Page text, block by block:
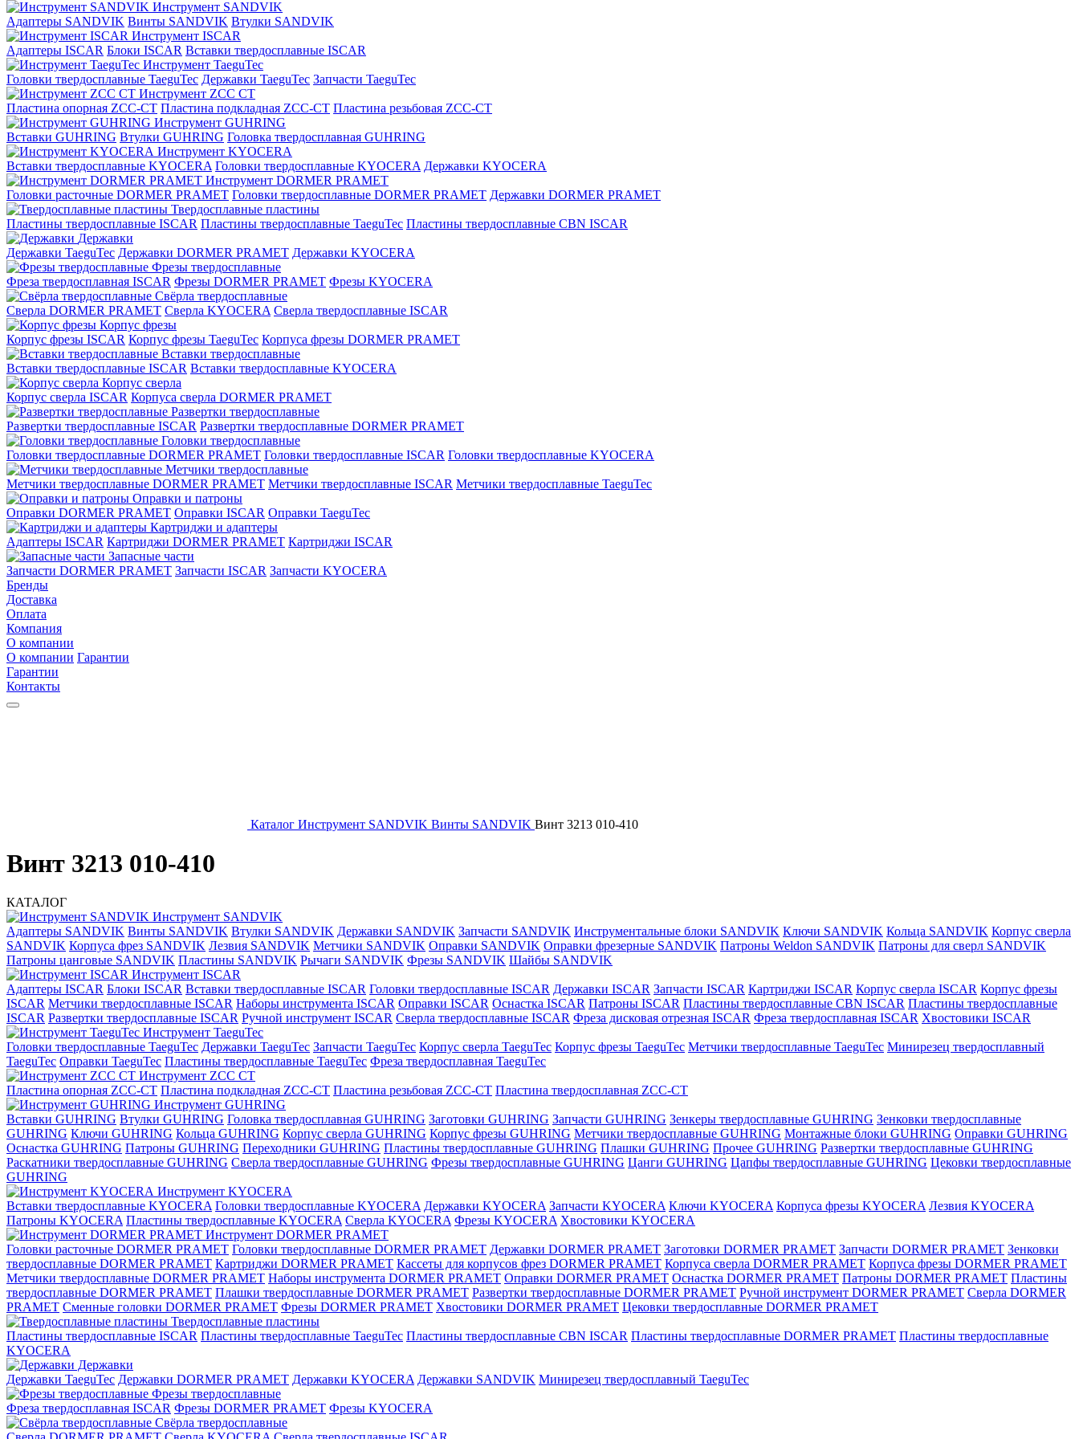
Инструмент SANDVIK
Адаптеры SANDVIK Винты SANDVIK Втулки SANDVIK
Инструмент ISCAR
Адаптеры ISCAR Блоки ISCAR Вставки твердосплавные ISCAR
Инструмент TaeguTec
Головки твердосплавные TaeguTec Державки TaeguTec Запчасти TaeguTec
Инструмент ZCС CT
Пластина опорная ZCC-CT Пластина подкладная ZCC-CT Пластина резьбовая ZCC-CT
Инструмент GUHRING
Вставки GUHRING Втулки GUHRING Головка твердосплавная GUHRING
Инструмент KYOCERA
Вставки твердосплавные KYOCERA Головки твердосплавные KYOCERA Державки KYOCERA
Инструмент DORMER PRAMET
Головки расточные DORMER PRAMET Головки твердосплавные DORMER PRAMET Державки DORMER PRAMET
Твердосплавные пластины
Пластины твердосплавные ISCAR Пластины твердосплавные TaeguTec Пластины твердосплавные CBN ISCAR
Державки
Державки TaeguTec Державки DORMER PRAMET Державки KYOCERA
Фрезы твердосплавные
Фреза твердосплавная ISCAR Фрезы DORMER PRAMET Фрезы KYOCERA
Свёрла твердосплавные
Сверла DORMER PRAMET Сверла KYOCERA Сверла твердосплавные ISCAR
Корпус фрезы
Корпус фрезы ISCAR Корпус фрезы TaeguTec Корпуса фрезы DORMER PRAMET
Вставки твердосплавные
Вставки твердосплавные ISCAR Вставки твердосплавные KYOCERA
Корпус сверла
Корпус сверла ISCAR Корпуса сверла DORMER PRAMET
Развертки твердосплавные
Развертки твердосплавные ISCAR Развертки твердосплавные DORMER PRAMET
Головки твердосплавные
Головки твердосплавные DORMER PRAMET Головки твердосплавные ISCAR Головки твердосплавные KYOCERA
Метчики твердосплавные
Метчики твердосплавные DORMER PRAMET Метчики твердосплавные ISCAR Метчики твердосплавные TaeguTec
Оправки и патроны
Оправки DORMER PRAMET Оправки ISCAR Оправки TaeguTec
Картриджи и адаптеры
Адаптеры ISCAR Картриджи DORMER PRAMET Картриджи ISCAR
Запасные части
Запчасти DORMER PRAMET Запчасти ISCAR Запчасти KYOCERA
Бренды
Доставка
Оплата
Компания
О компании
О компании Гарантии
Гарантии
Контакты
Каталог Инструмент SANDVIK Винты SANDVIK Винт 3213 010-410
Винт 3213 010-410
КАТАЛОГ
Инструмент SANDVIK
Адаптеры SANDVIK Винты SANDVIK Втулки SANDVIK Державки SANDVIK Запчасти SANDVIK Инструментальные блоки SANDVIK Ключи SANDVIK Кольца SANDVIK Корпус сверла
SANDVIK Корпуса фрез SANDVIK Лезвия SANDVIK Метчики SANDVIK Оправки SANDVIK Оправки фрезерные SANDVIK Патроны Weldon SANDVIK Патроны для сверл SANDVIK
Патроны цанговые SANDVIK Пластины SANDVIK Рычаги SANDVIK Фрезы SANDVIK Шайбы SANDVIK
Инструмент ISCAR
Адаптеры ISCAR Блоки ISCAR Вставки твердосплавные ISCAR Головки твердосплавные ISCAR Державки ISCAR Запчасти ISCAR Картриджи ISCAR Корпус сверла ISCAR Корпус фрезы
ISCAR Метчики твердосплавные ISCAR Наборы инструмента ISCAR Оправки ISCAR Оснастка ISCAR Патроны ISCAR Пластины твердосплавные CBN ISCAR Пластины твердосплавные
ISCAR Развертки твердосплавные ISCAR Ручной инструмент ISCAR Сверла твердосплавные ISCAR Фреза дисковая отрезная ISCAR Фреза твердосплавная ISCAR Хвостовики ISCAR
Инструмент TaeguTec
Головки твердосплавные TaeguTec Державки TaeguTec Запчасти TaeguTec Корпус сверла TaeguTec Корпус фрезы TaeguTec Метчики твердосплавные TaeguTec Минирезец твердосплавный
TaeguTec Оправки TaeguTec Пластины твердосплавные TaeguTec Фреза твердосплавная TaeguTec
Инструмент ZCС CT
Пластина опорная ZCC-CT Пластина подкладная ZCC-CT Пластина резьбовая ZCC-CT Пластина твердосплавная ZCC-CT
Инструмент GUHRING
Вставки GUHRING Втулки GUHRING Головка твердосплавная GUHRING Заготовки GUHRING Запчасти GUHRING Зенкеры твердосплавные GUHRING Зенковки твердосплавные
GUHRING Ключи GUHRING Кольца GUHRING Корпус сверла GUHRING Корпус фрезы GUHRING Метчики твердосплавные GUHRING Монтажные блоки GUHRING Оправки GUHRING
Оснастка GUHRING Патроны GUHRING Переходники GUHRING Пластины твердосплавные GUHRING Плашки GUHRING Прочее GUHRING Развертки твердосплавные GUHRING
Раскатники твердосплавные GUHRING Сверла твердосплавные GUHRING Фрезы твердосплавные GUHRING Цанги GUHRING Цапфы твердосплавные GUHRING Цековки твердосплавные
GUHRING
Инструмент KYOCERA
Вставки твердосплавные KYOCERA Головки твердосплавные KYOCERA Державки KYOCERA Запчасти KYOCERA Ключи KYOCERA Корпуса фрезы KYOCERA Лезвия KYOCERA
Патроны KYOCERA Пластины твердосплавные KYOCERA Сверла KYOCERA Фрезы KYOCERA Хвостовики KYOCERA
Инструмент DORMER PRAMET
Головки расточные DORMER PRAMET Головки твердосплавные DORMER PRAMET Державки DORMER PRAMET Заготовки DORMER PRAMET Запчасти DORMER PRAMET Зенковки
твердосплавные DORMER PRAMET Картриджи DORMER PRAMET Кассеты для корпусов фрез DORMER PRAMET Корпуса сверла DORMER PRAMET Корпуса фрезы DORMER PRAMET
Метчики твердосплавные DORMER PRAMET Наборы инструмента DORMER PRAMET Оправки DORMER PRAMET Оснастка DORMER PRAMET Патроны DORMER PRAMET Пластины
твердосплавные DORMER PRAMET Плашки твердосплавные DORMER PRAMET Развертки твердосплавные DORMER PRAMET Ручной инструмент DORMER PRAMET Сверла DORMER
PRAMET Сменные головки DORMER PRAMET Фрезы DORMER PRAMET Хвостовики DORMER PRAMET Цековки твердосплавные DORMER PRAMET
Твердосплавные пластины
Пластины твердосплавные ISCAR Пластины твердосплавные TaeguTec Пластины твердосплавные CBN ISCAR Пластины твердосплавные DORMER PRAMET Пластины твердосплавные
KYOCERA
Державки
Державки TaeguTec Державки DORMER PRAMET Державки KYOCERA Державки SANDVIK Минирезец твердосплавный TaeguTec
Фрезы твердосплавные
Фреза твердосплавная ISCAR Фрезы DORMER PRAMET Фрезы KYOCERA
Свёрла твердосплавные